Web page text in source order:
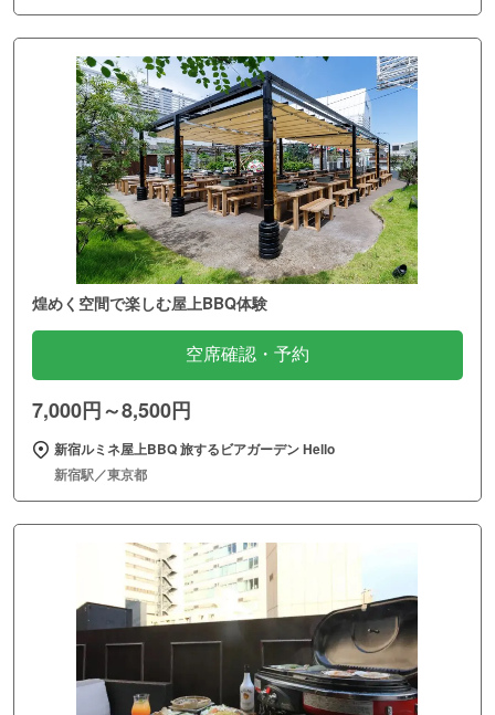
煌めく空間で楽しむ屋上BBQ体験
空席確認・予約
7,000円～8,500円
新宿ルミネ屋上BBQ 旅するビアガーデン Hello
新宿駅／東京都